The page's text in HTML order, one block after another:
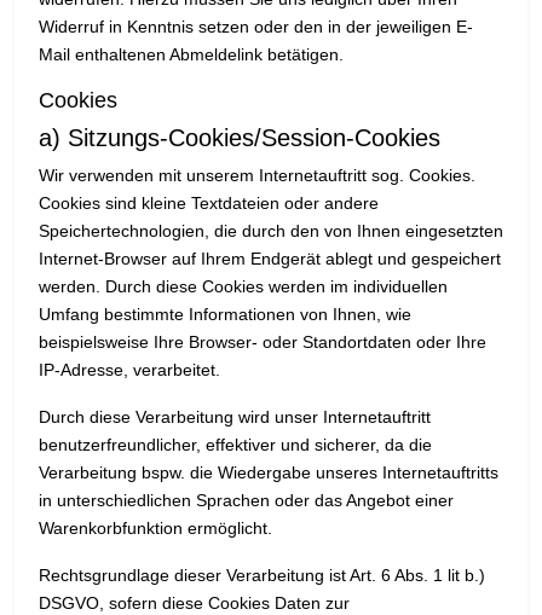
Widerruf in Kenntnis setzen oder den in der jeweiligen E-
Mail enthaltenen Abmeldelink betätigen.
Cookies
a) Sitzungs-Cookies/Session-Cookies
Wir verwenden mit unserem Internetauftritt sog. Cookies.
Cookies sind kleine Textdateien oder andere
Speichertechnologien, die durch den von Ihnen eingesetzten
Internet-Browser auf Ihrem Endgerät ablegt und gespeichert
werden. Durch diese Cookies werden im individuellen
Umfang bestimmte Informationen von Ihnen, wie
beispielsweise Ihre Browser- oder Standortdaten oder Ihre
IP-Adresse, verarbeitet.
Durch diese Verarbeitung wird unser Internetauftritt
benutzerfreundlicher, effektiver und sicherer, da die
Verarbeitung bspw. die Wiedergabe unseres Internetauftritts
in unterschiedlichen Sprachen oder das Angebot einer
Warenkorbfunktion ermöglicht.
Rechtsgrundlage dieser Verarbeitung ist Art. 6 Abs. 1 lit b.)
DSGVO, sofern diese Cookies Daten zur